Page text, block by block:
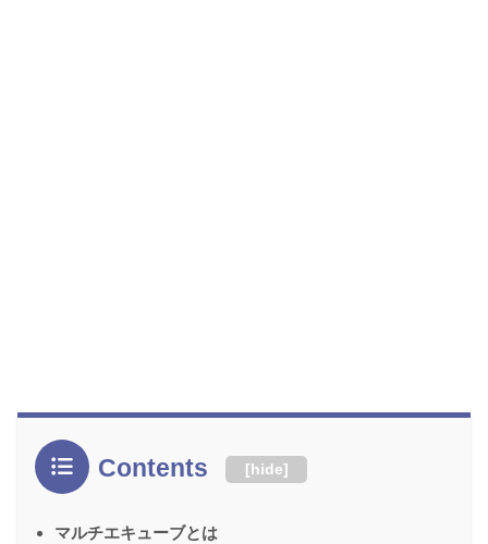
Contents [hide]
マルチエキューブとは